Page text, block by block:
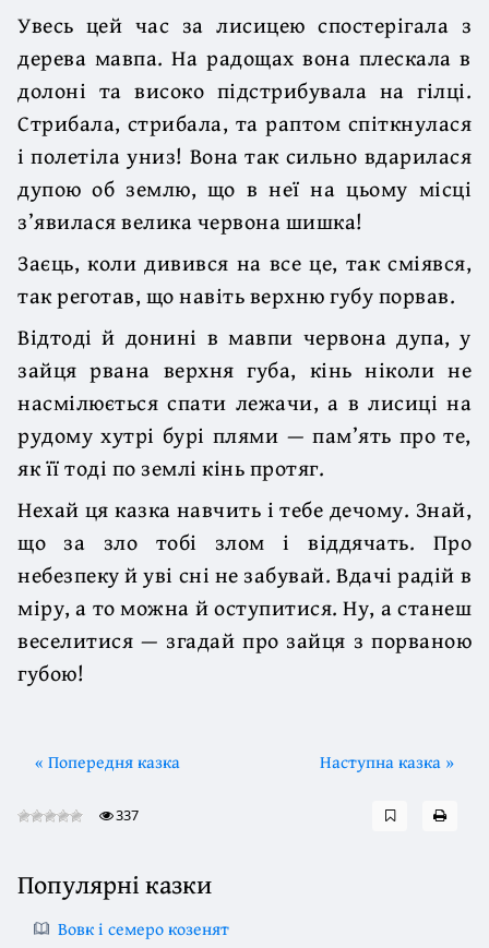
Увесь цей час за лисицею спостерігала з
дерева мавпа. На радощах вона плескала в
долоні та високо підстрибувала на гілці.
Стрибала, стрибала, та раптом спіткнулася
і полетіла униз! Вона так сильно вдарилася
дупою об землю, що в неї на цьому місці
з’явилася велика червона шишка!
Заєць, коли дивився на все це, так сміявся,
так реготав, що навіть верхню губу порвав.
Відтоді й донині в мавпи червона дупа, у
зайця рвана верхня губа, кінь ніколи не
насмілюється спати лежачи, а в лисиці на
рудому хутрі бурі плями — пам’ять про те,
як її тоді по землі кінь протяг.
Нехай ця казка навчить і тебе дечому. Знай,
що за зло тобі злом і віддячать. Про
небезпеку й уві сні не забувай. Вдачі радій в
міру, а то можна й оступитися. Ну, а станеш
веселитися — згадай про зайця з порваною
губою!
« Попередня казка Наступна казка »
337
Популярні казки
Вовк і семеро козенят